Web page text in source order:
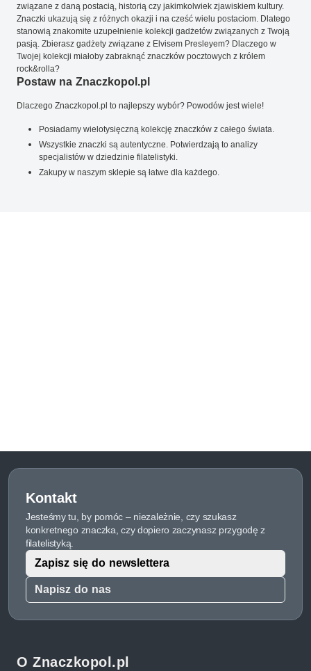
związane z daną postacią, historią czy jakimkolwiek zjawiskiem kultury.
Znaczki ukazują się z różnych okazji i na cześć wielu postaciom. Dlatego
stanowią znakomite uzupełnienie kolekcji gadżetów związanych z Twoją
pasją. Zbierasz gadżety związane z Elvisem Presleyem? Dlaczego w
Twojej kolekcji miałoby zabraknąć znaczków pocztowych z królem
rock&rolla?
Postaw na Znaczkopol.pl
Dlaczego Znaczkopol.pl to najlepszy wybór? Powodów jest wiele!
Posiadamy wielotysięczną kolekcję znaczków z całego świata.
Wszystkie znaczki są autentyczne. Potwierdzają to analizy
specjalistów w dziedzinie filatelistyki.
Zakupy w naszym sklepie są łatwe dla każdego.
Kontakt
Jesteśmy tu, by pomóc – niezależnie, czy szukasz
konkretnego znaczka, czy dopiero zaczynasz przygodę z
filatelistyką.
Napisz do nas
Zapisz się do newslettera
O Znaczkopol.pl